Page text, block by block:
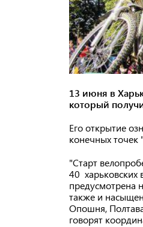
13 июня в
который
Его открытие
конечных точек
"Старт
40 харьковских
предусмотрена
также и
Опошня,
говорят